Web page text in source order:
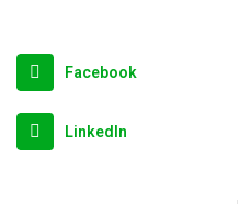
Facebook
LinkedIn